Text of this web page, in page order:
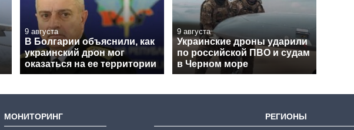
9 августа
В Болгарии объяснили, как
украинский дрон мог
оказаться на ее территории
9 августа
Украинские дроны ударили
по российской ПВО и судам
в Черном море
МОНИТОРИНГ РЕГИОНЫ